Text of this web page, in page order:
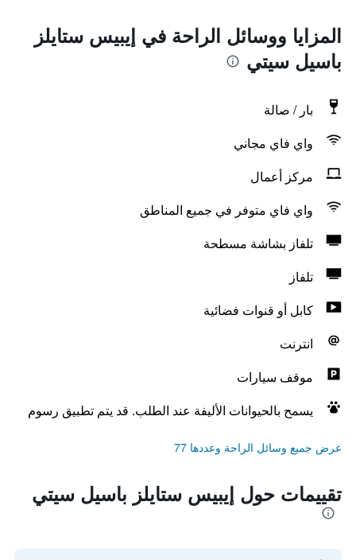
المزايا ووسائل الراحة في إيبيس ستايلز
باسيل سيتي
بار / صالة
واي فاي مجاني
مركز أعمال
واي فاي متوفر في جميع المناطق
تلفاز بشاشة مسطحة
تلفاز
كابل أو قنوات فضائية
انترنت
موقف سيارات
يسمح بالحيوانات الأليفة عند الطلب. قد يتم تطبيق رسوم
عرض جميع وسائل الراحة وعددها 77
تقييمات حول إيبيس ستايلز باسيل سيتي